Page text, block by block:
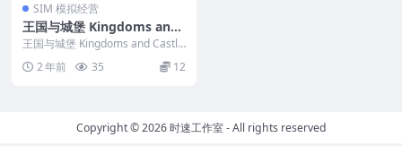
SIM 模拟经营
王国与城堡 Kingdoms and
Castles PC电脑游戏 适用WI
N11 WIN10
王国与城堡 Kingdoms and Castle
2 年前 35 12
Copyright © 2026时速工作室- All rights reserved